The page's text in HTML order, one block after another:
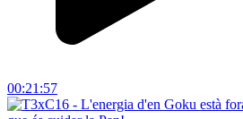
00:21:57